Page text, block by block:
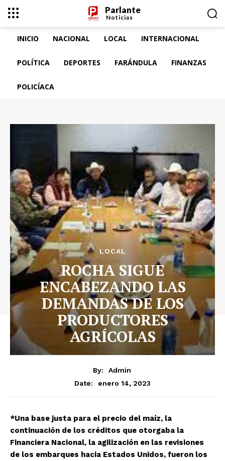
Parlante
Noticias
INICIO NACIONAL LOCAL INTERNACIONAL
POLÍTICA DEPORTES FARÁNDULA FINANZAS
POLICÍACA
LOCAL
ROCHA SIGUE
ENCABEZANDO LAS
DEMANDAS DE LOS
PRODUCTORES
AGRÍCOLAS
By:
Admin
Date:
enero 14, 2023
*Una base justa para el precio del maíz, la
continuación de los créditos que otorgaba la
Financiera Nacional, la agilización en las revisiones
de los embarques hacia Estados Unidos, fueron los